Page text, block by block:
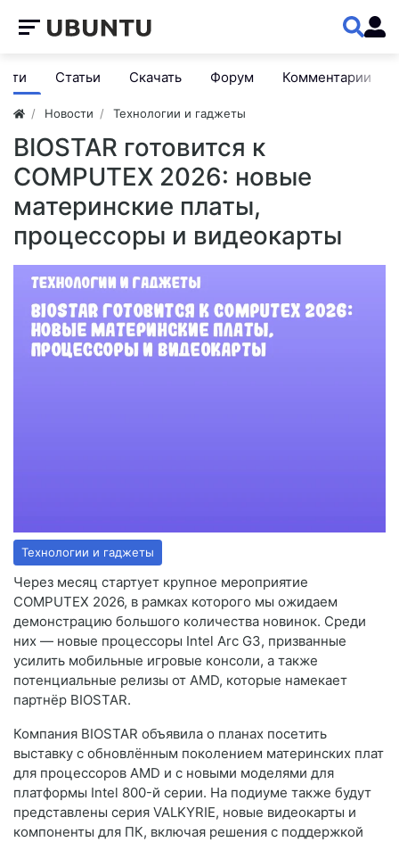
Статьи Скачать Форум Комментарии
Новости Технологии и гаджеты
BIOSTAR готовится к
COMPUTEX 2026: новые
материнские платы,
процессоры и видеокарты
Технологии и гаджеты
Через месяц стартует крупное мероприятие
COMPUTEX 2026, в рамках которого мы ожидаем
демонстрацию большого количества новинок. Среди
них — новые процессоры Intel Arc G3, призванные
усилить мобильные игровые консоли, а также
потенциальные релизы от AMD, которые намекает
партнёр BIOSTAR.
Компания BIOSTAR объявила о планах посетить
выставку с обновлённым поколением материнских плат
для процессоров AMD и с новыми моделями для
платформы Intel 800-й серии. На подиуме также будут
представлены серия VALKYRIE, новые видеокарты и
компоненты для ПК, включая решения с поддержкой